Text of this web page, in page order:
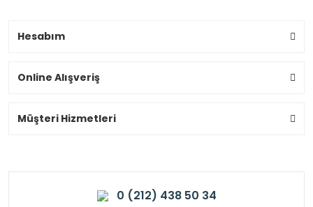
Hesabım
Online Alışveriş
Müşteri Hizmetleri
0 (212) 438 50 34